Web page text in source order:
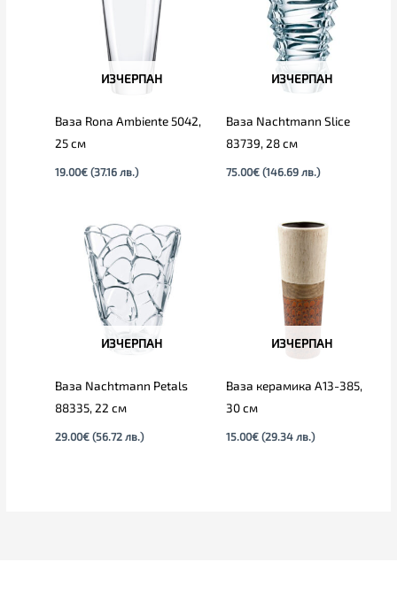
ИЗЧЕРПАН
Ваза Rona Ambiente 5042,
25 см
19.00€ (37.16 лв.)
ИЗЧЕРПАН
Ваза Nachtmann Slice
83739, 28 см
75.00€ (146.69 лв.)
ИЗЧЕРПАН
Ваза Nachtmann Petals
88335, 22 см
29.00€ (56.72 лв.)
ИЗЧЕРПАН
Ваза керамика А13-385,
30 см
15.00€ (29.34 лв.)